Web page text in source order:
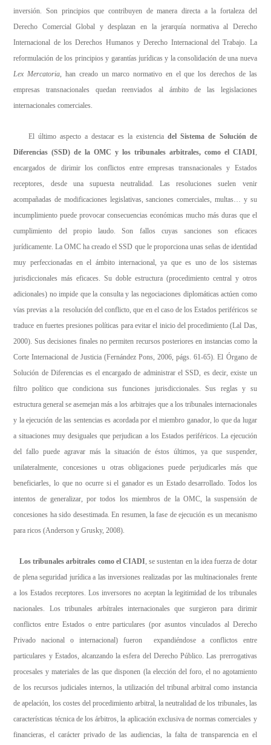
inversión. Son principios que contribuyen de manera directa a la fortaleza del
Derecho Comercial Global y desplazan en la jerarquía normativa al Derecho
Internacional de los Derechos Humanos y Derecho Internacional del Trabajo. La
reformulación de los principios y garantías jurídicas y la consolidación de una nueva
Lex Mercatoria, han creado un marco normativo en el que los derechos de las
empresas transnacionales quedan reenviados al ámbito de las legislaciones
internacionales comerciales.
El último aspecto a destacar es la existenciadel Sistema de Solución de
Diferencias (SSD) de la OMC y los tribunales arbitrales, como el CIADI,
encargados de dirimir los conflictos entre empresas transnacionales y Estados
receptores, desde una supuesta neutralidad. Las resoluciones suelen venir
acompañadas de modificaciones legislativas, sanciones comerciales, multas… y su
incumplimiento puede provocar consecuencias económicas mucho más duras que el
cumplimiento del propio laudo. Son fallos cuyas sanciones son eficaces
jurídicamente. La OMC ha creado el SSD que le proporciona unas señas de identidad
muy perfeccionadas en el ámbito internacional, ya que es uno de los sistemas
jurisdiccionales más eficaces. Su doble estructura (procedimiento central y otros
adicionales) no impide que la consulta y las negociaciones diplomáticas actúen como
vías previas a la resolución del conflicto, que en el caso de los Estados periféricos se
traduce en fuertes presiones políticas para evitar el inicio del procedimiento (Lal Das,
2000). Sus decisiones finales no permiten recursos posteriores en instancias como la
Corte Internacional de Justicia (Fernández Pons, 2006, págs. 61-65). El Órgano de
Solución de Diferencias es el encargado de administrar el SSD, es decir, existe un
filtro político que condiciona sus funciones jurisdiccionales. Sus reglas y su
estructura general se asemejan más a los arbitrajes que a los tribunales internacionales
y la ejecución de las sentencias es acordada por el miembro ganador, lo que da lugar
a situaciones muy desiguales que perjudican a los Estados periféricos. La ejecución
del fallo puede agravar más la situación de éstos últimos, ya que suspender,
unilateralmente, concesiones u otras obligaciones puede perjudicarles más que
beneficiarles, lo que no ocurre si el ganador es un Estado desarrollado. Todos los
intentos de generalizar, por todos los miembros de la OMC, la suspensión de
concesiones ha sido desestimada. En resumen, la fase de ejecución es un mecanismo
para ricos (Anderson y Grusky, 2008).
Los tribunales arbitrales como el CIADI , se sustentan en la idea fuerza de dotar
de plena seguridad jurídica a las inversiones realizadas por las multinacionales frente
a los Estados receptores. Los inversores no aceptan la legitimidad de los tribunales
nacionales. Los tribunales arbítrales internacionales que surgieron para dirimir
conflictos entre Estados o entre particulares (por asuntos vinculados al Derecho
Privado nacional o internacional) fueron expandiéndose a conflictos entre
particulares y Estados, alcanzando la esfera del Derecho Público. Las prerrogativas
procesales y materiales de las que disponen (la elección del foro, el no agotamiento
de los recursos judiciales internos, la utilización del tribunal arbitral como instancia
de apelación, los costes del procedimiento arbitral, la neutralidad de los tribunales, las
características técnica de los árbitros, la aplicación exclusiva de normas comerciales y
financieras, el carácter privado de las audiencias, la falta de transparencia en el